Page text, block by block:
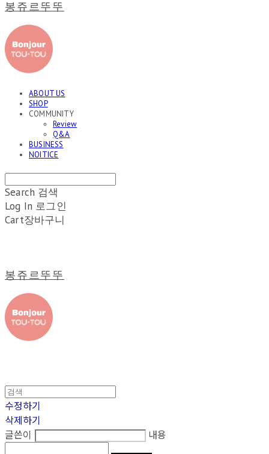
봉쥬르뚜뚜
ABOUT US
SHOP
COMMUNITY
Review
Q&A
BUSINESS
NOITICE
Search 검색
Log In 로그인
Cart장바구니
봉쥬르뚜뚜
수정하기
삭제하기
글쓴이
내용